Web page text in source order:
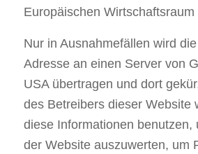
Europäischen
Nur in Ausnahmefällen wird
Adresse an einen Server von
USA übertragen und dort
des Betreibers dieser Website
diese Informationen benutzen,
der Website auszuwerten, um